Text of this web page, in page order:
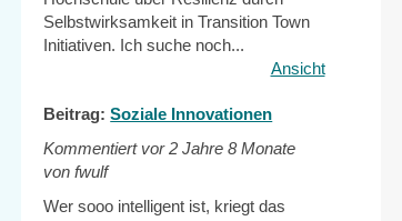
Selbstwirksamkeit in Transition Town
Initiativen. Ich suche noch...
Ansicht
Beitrag:Soziale Innovationen
Kommentiert vor2 Jahre 8 Monate
von fwulf
Wer sooo intelligent ist, kriegt das